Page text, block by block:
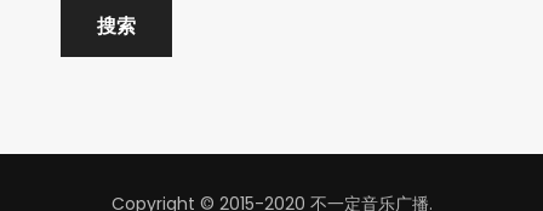
Copyright © 2015-2020 不一定音乐广播.